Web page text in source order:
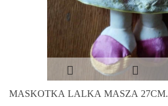
MASKOTKA LALKA MASZA 27CM.